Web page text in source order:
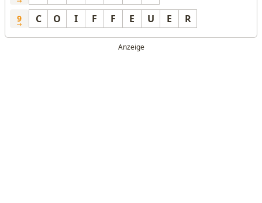
9 C O I F F E U E R